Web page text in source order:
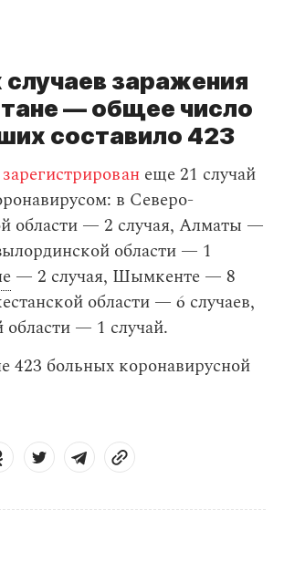
случаев заражения
— общее число
составило 423
зарегистрирован еще 21 случай
в Северо-
области — 2 случая, Алматы —
области — 1
— 2 случая, Шымкенте — 8
области — 6 случаев,
— 1 случай.
423 больных коронавирусной